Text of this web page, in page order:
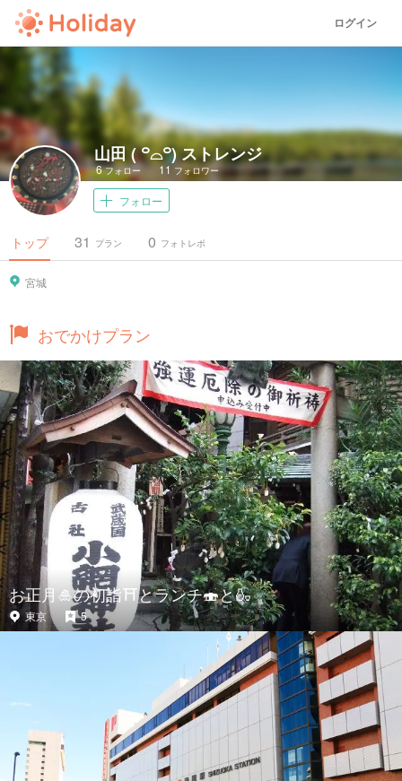
ログイン
山田 ( ꒪⌓꒪) ストレンジ
6フォロー 11フォロワー
フォロー
トップ プラン
31 フォトレポ
0
宮城
おでかけプラン
お正月🎍の初詣⛩とランチ🍣と🍶
東京 5